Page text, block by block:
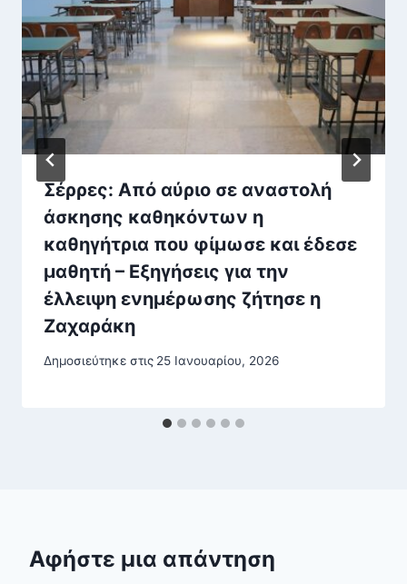
Σέρρες: Από αύριο σε αναστολή
άσκησης καθηκόντων η
καθηγήτρια που φίμωσε και έδεσε
μαθητή – Εξηγήσεις για την
έλλειψη ενημέρωσης ζήτησε η
Ζαχαράκη
Δημοσιεύτηκε στις 25 Ιανουαρίου, 2026
Αφήστε μια απάντηση